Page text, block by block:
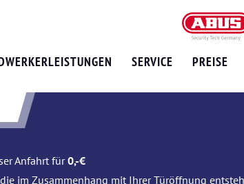
SERVICE PREISE
Anfahrt für0,-€
im Zusammenhang mit Ihrer Türöffnung